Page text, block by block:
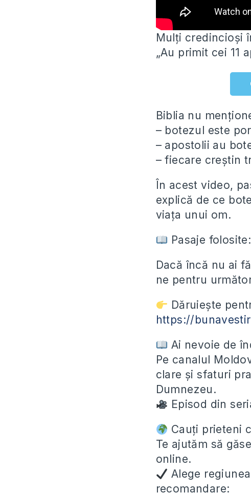
Mulți credincioși
„Au primit cei 11
Biblia nu
– botezul este
– apostolii au
– fiecare creștin
În acest video,
explică de ce
viața unui om.
Pasaje
Dacă încă nu ai
ne pentru
Dăruiește
https://
Ai nevoie de
Pe canalul
clare și sfaturi
Dumnezeu.
Episod din
Cauți prieteni
Te ajutăm să
online.
Alege
recomandare: